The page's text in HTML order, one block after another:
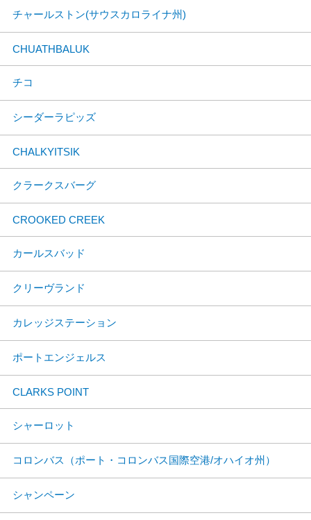
チャールストン(サウスカロライナ州)
CHUATHBALUK
チコ
シーダーラピッズ
CHALKYITSIK
クラークスバーグ
CROOKED CREEK
カールスバッド
クリーヴランド
カレッジステーション
ポートエンジェルス
CLARKS POINT
シャーロット
コロンバス（ポート・コロンバス国際空港/オハイオ州）
シャンペーン